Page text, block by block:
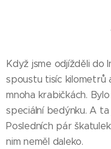
Když jsme odjížděli do
spoustu tisíc kilometrů
mnoha krabičkách.
speciální bedýnku. A
Posledních pár
nim neměl daleko.